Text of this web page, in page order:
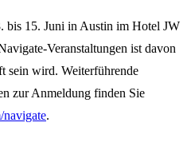
bis 15. Juni in Austin im Hotel JW
Veranstaltungen ist davon
sein wird. Weiterführende
zur Anmeldung finden Sie
.